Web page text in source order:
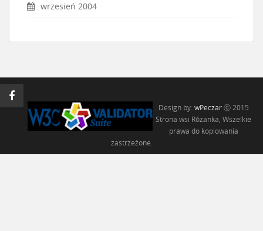
wrzesień 2004
Design by: wPeczar ⓒ 2015
Strona wsi Różanka, Wszelkie
prawa do kopiowania
zastrzeżone.